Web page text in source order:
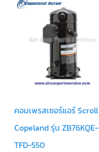
เม
อร์
แอร์
อุปกรณ์
นวาล์ว
เพ
รส
คอมเพรสเซอร์แอร์ Scroll
Copeland รุ่น ZB76KQE-
TFD-550